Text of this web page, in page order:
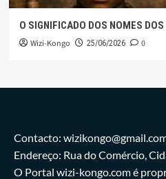
O SIGNIFICADO DOS NOMES DOS
Wizi-Kongo 25/06/2026 0
Contacto:
Endereço: Rua do Comércio,
O Portal wizi-kongo.com é